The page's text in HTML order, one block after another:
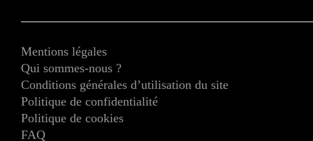
Mentions légales
Qui sommes-nous ?
Conditions générales d’utilisation du site
Politique de confidentialité
Politique de cookies
FAQ